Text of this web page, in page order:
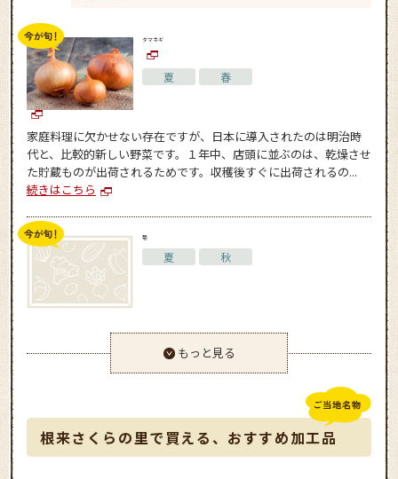
タマネギ
夏 春
家庭料理に欠かせない存在ですが、日本に導入されたのは明治時
代と、比較的新しい野菜です。１年中、店頭に並ぶのは、乾燥させ
た貯蔵ものが出荷されるためです。収穫後すぐに出荷されるの...
続きはこちら
菊
夏 秋
もっと見る
根来さくらの里で買える、おすすめ加工品